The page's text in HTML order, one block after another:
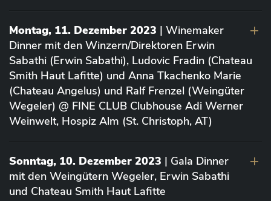
Montag, 11. Dezember 2023 | Winemaker
Dinner mit den Winzern/Direktoren Erwin
Sabathi (Erwin Sabathi), Ludovic Fradin (Chateau
Smith Haut Lafitte) und Anna Tkachenko Marie
(Chateau Angelus) und Ralf Frenzel (Weingüter
Wegeler) @ FINE CLUB Clubhouse Adi Werner
Weinwelt, Hospiz Alm (St. Christoph, AT)
Sonntag, 10. Dezember 2023 | Gala Dinner
mit den Weingütern Wegeler, Erwin Sabathi
und Chateau Smith Haut Lafitte